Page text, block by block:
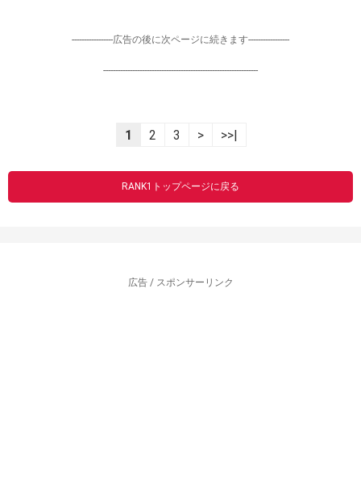
-----------------広告の後に次ページに続きます-----------------
----------------------------------------------------------------
1 2 3 > >>|
RANK1トップページに戻る
広告 / スポンサーリンク